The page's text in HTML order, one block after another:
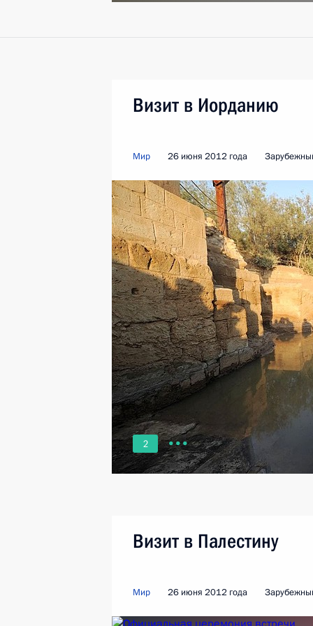
Визит в Иорданию
Мир 26 июня 2012 года
2
Визит в Палестину
Мир 26 июня 2012 года